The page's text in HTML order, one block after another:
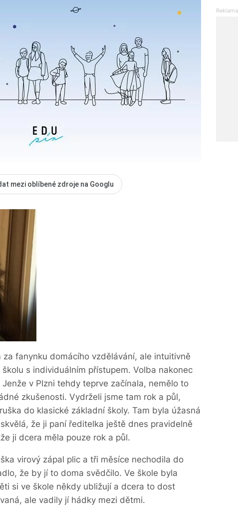
mezi oblíbené zdroje na Googlu
fanynku domácího vzdělávání, ale intuitivně
s individuálním přístupem. Volba nakonec
v Plzni tehdy teprve začínala, nemělo to
zkušenosti. Vydrželi jsme tam rok a půl,
do klasické základní školy. Tam byla úžasná
že ji paní ředitelka ještě dnes pravidelně
ji dcera měla pouze rok a půl.
virový zápal plic a tři měsíce nechodila do
že by jí to doma svědčilo. Ve škole byla
si ve škole někdy ubližují a dcera to dost
ale vadily jí hádky mezi dětmi.